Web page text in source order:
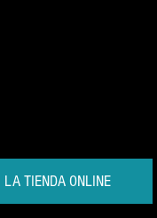
LA TIENDA ONLINE